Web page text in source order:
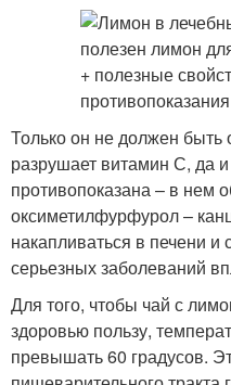
Только он не должен
разрушает витамин С, да
противопоказана – в нем
оксиметилфурфурол –
накапливаться в печени и
серьезных заболеваний
Для того, чтобы чай с
здоровью пользу,
превышать 60 градусов.